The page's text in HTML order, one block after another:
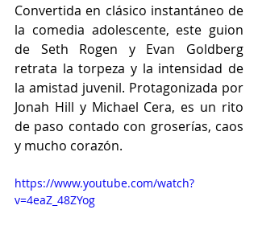
Convertida en clásico instantáneo de
la comedia adolescente, este guion
de Seth Rogen y Evan Goldberg
retrata la torpeza y la intensidad de
la amistad juvenil. Protagonizada por
Jonah Hill y Michael Cera, es un rito
de paso contado con groserías, caos
y mucho corazón.
https://www.youtube.com/watch?
v=4eaZ_48ZYog